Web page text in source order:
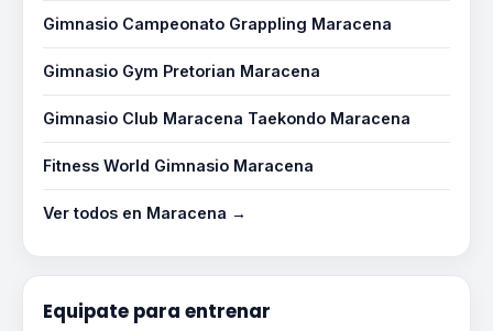
Gimnasio Campeonato Grappling Maracena
Gimnasio Gym Pretorian Maracena
Gimnasio Club Maracena Taekondo Maracena
Fitness World Gimnasio Maracena
Ver todos en Maracena →
Equipate para entrenar